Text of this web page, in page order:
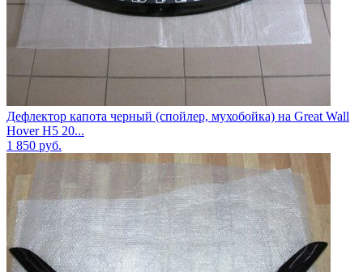
Дефлектор капота черный (спойлер, мухобойка) на Great Wall
Hover H5 20...
1 850 руб.